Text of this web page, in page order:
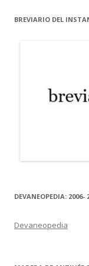
BREVIARIO DEL
DEVANEOPEDIA: 2006-
Devaneopedia